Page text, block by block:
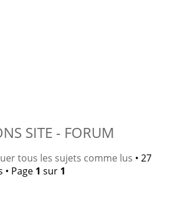
SITE - FORUM
tous les sujets comme lus • 27
• Page 1 sur 1